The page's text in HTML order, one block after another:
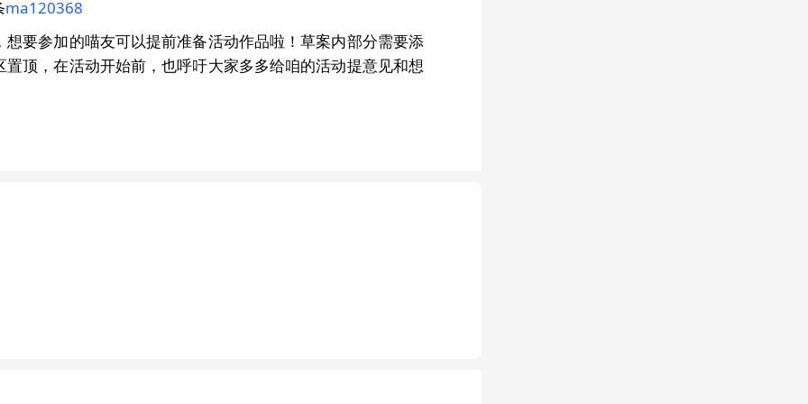
ma120368
要参加的喵友可以提前准备活动作品啦！草案内部分需要添
顶，在活动开始前，也呼吁大家多多给咱的活动提意见和想